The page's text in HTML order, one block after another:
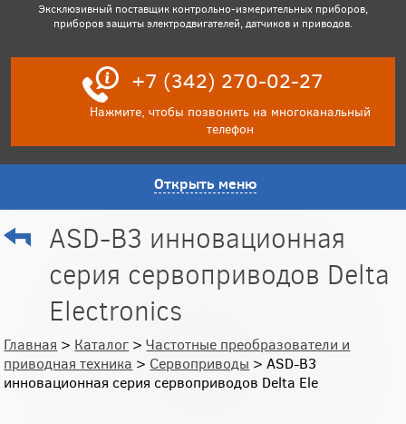
Эксклюзивный поставщик контрольно-измерительных приборов,
приборов защиты электродвигателей, датчиков и приводов.
+7 (342) 270-02-27
Нажмите, чтобы позвонить на многоканальный
телефон
Открыть меню
ASD-B3 инновационная
серия сервоприводов Delta
Electronics
Главная > Каталог >Частотные преобразователи и
приводная техника > Сервоприводы > ASD-B3
инновационная серия сервоприводов Delta Ele